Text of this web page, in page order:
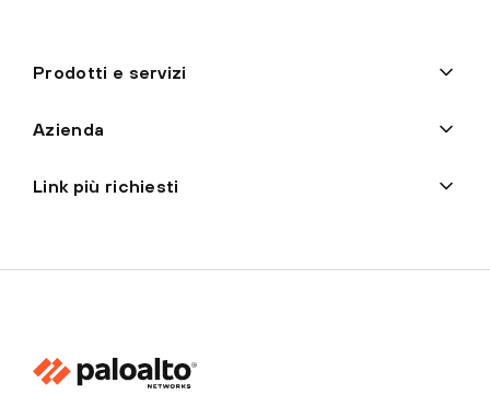
Prodotti e servizi
Azienda
Link più richiesti